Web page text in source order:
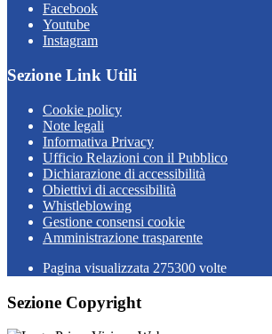
Facebook
Youtube
Instagram
Sezione Link Utili
Cookie policy
Note legali
Informativa Privacy
Ufficio Relazioni con il Pubblico
Dichiarazione di accessibilità
Obiettivi di accessibilità
Whistleblowing
Gestione consensi cookie
Amministrazione trasparente
Pagina visualizzata 275300 volte
Sezione Copyright